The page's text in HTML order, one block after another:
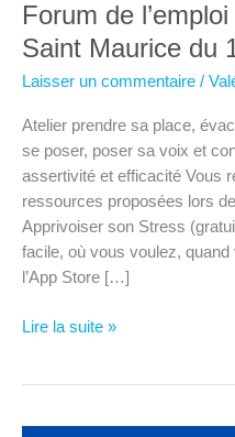
Forum de
Saint Maurice du
Laisser un commentaire /
Atelier prendre sa place,
se poser, poser sa voix et
assertivité et efficacité Vous
ressources proposées lors de
Apprivoiser son Stress
facile, où vous voulez,
l’App Store […]
Forum
le
Lire la suite »